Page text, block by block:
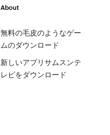
About
無料の毛皮のようなゲー
ムのダウンロード
新しいアプリサムスンテ
レビをダウンロード